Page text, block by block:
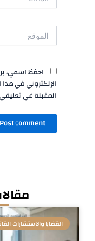
الموقع
احفظ اسمي،
الإلكتروني في
المقبلة في
القضايا والاستشارات